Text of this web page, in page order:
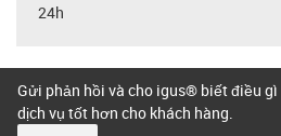
24h
Gửi phản hồi và cho igus® biết điều
dịch vụ tốt hơn cho khách hàng.